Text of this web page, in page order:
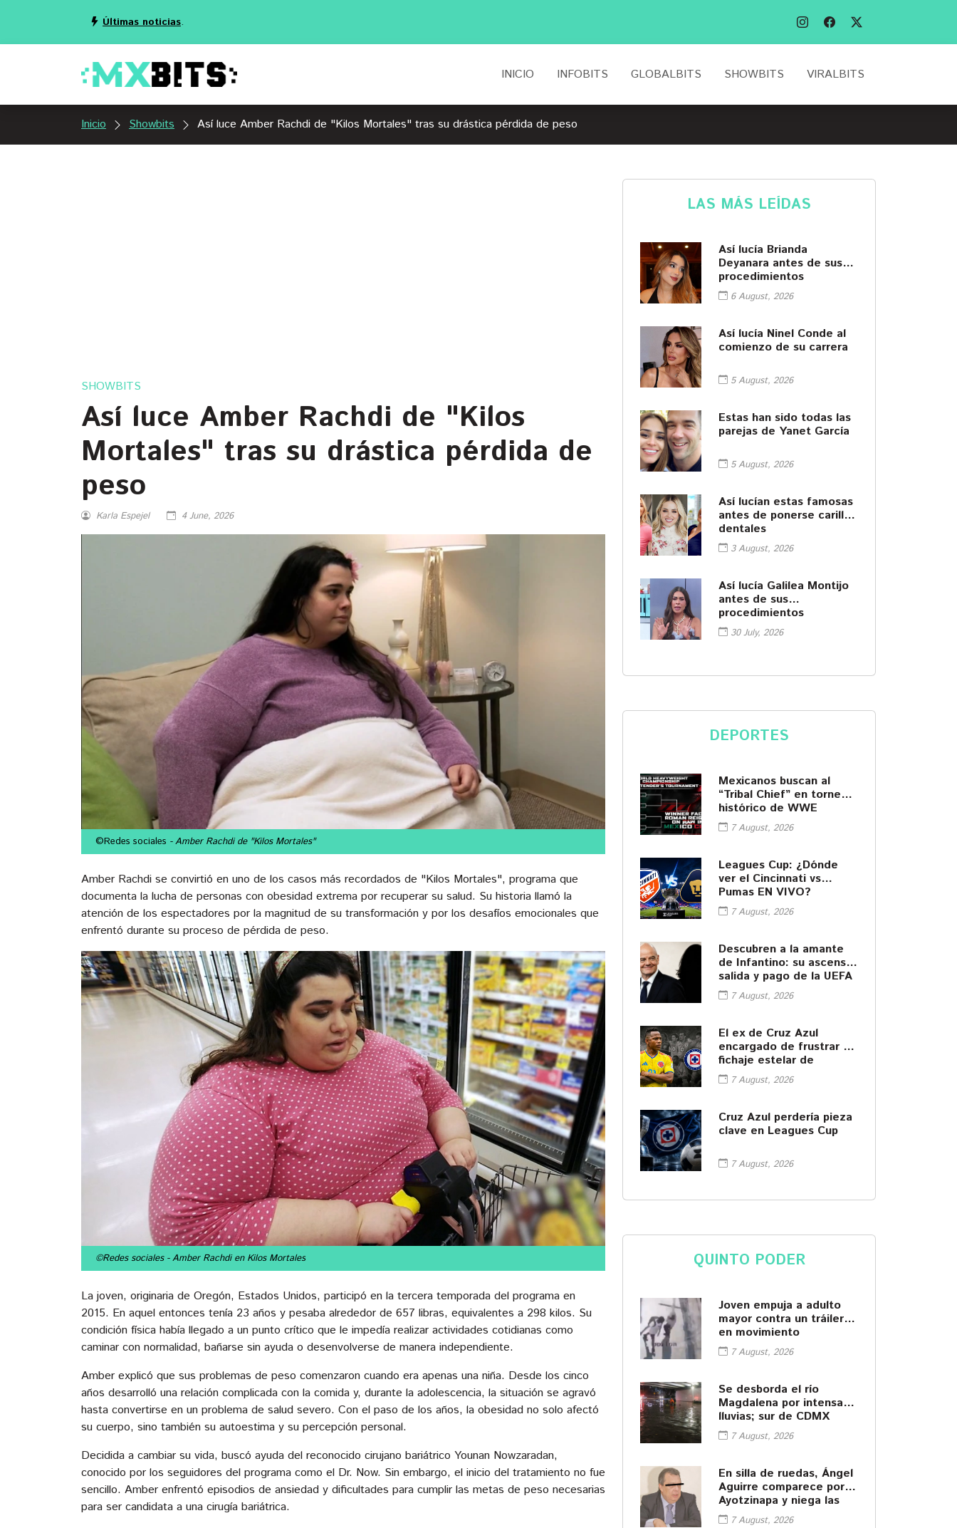
Últimas noticias.
INICIO INFOBITS GLOBALBITS SHOWBITS VIRALBITS
Inicio Showbits Así luce Amber Rachdi de "Kilos Mortales" tras su drástica pérdida de peso
SHOWBITS
Así luce Amber Rachdi de "Kilos
Mortales" tras su drástica pérdida de
peso
Karla Espejel 4 June, 2026
©Redes sociales - Amber Rachdi de "Kilos Mortales"
Amber Rachdi se convirtió en uno de los casos más recordados de "Kilos Mortales", programa que
documenta la lucha de personas con obesidad extrema por recuperar su salud. Su historia llamó la
atención de los espectadores por la magnitud de su transformación y por los desafíos emocionales que
enfrentó durante su proceso de pérdida de peso.
©Redes sociales - Amber Rachdi en Kilos Mortales
La joven, originaria de Oregón, Estados Unidos, participó en la tercera temporada del programa en
2015. En aquel entonces tenía 23 años y pesaba alrededor de 657 libras, equivalentes a 298 kilos. Su
condición física había llegado a un punto crítico que le impedía realizar actividades cotidianas como
caminar con normalidad, bañarse sin ayuda o desenvolverse de manera independiente.
Amber explicó que sus problemas de peso comenzaron cuando era apenas una niña. Desde los cinco
años desarrolló una relación complicada con la comida y, durante la adolescencia, la situación se agravó
hasta convertirse en un problema de salud severo. Con el paso de los años, la obesidad no solo afectó
su cuerpo, sino también su autoestima y su percepción personal.
Decidida a cambiar su vida, buscó ayuda del reconocido cirujano bariátrico Younan Nowzaradan,
conocido por los seguidores del programa como el Dr. Now. Sin embargo, el inicio del tratamiento no fue
sencillo. Amber enfrentó episodios de ansiedad y dificultades para cumplir las metas de peso necesarias
para ser candidata a una cirugía bariátrica.
LAS MÁS LEÍDAS
Así lucía Brianda
Deyanara antes de sus
procedimientos
cosméticos
6 August, 2026
Así lucía Ninel Conde al
comienzo de su carrera
5 August, 2026
Estas han sido todas las
parejas de Yanet García
5 August, 2026
Así lucían estas famosas
antes de ponerse carillas
dentales
3 August, 2026
Así lucía Galilea Montijo
antes de sus
procedimientos
cosméticos
30 July, 2026
DEPORTES
Mexicanos buscan al
“Tribal Chief” en torneo
histórico de WWE
7 August, 2026
Leagues Cup: ¿Dónde
ver el Cincinnati vs
Pumas EN VIVO?
7 August, 2026
Descubren a la amante
de Infantino: su ascenso,
salida y pago de la UEFA
7 August, 2026
El ex de Cruz Azul
encargado de frustrar el
fichaje estelar de
América
7 August, 2026
Cruz Azul perdería pieza
clave en Leagues Cup
7 August, 2026
QUINTO PODER
Joven empuja a adulto
mayor contra un tráiler
en movimiento
7 August, 2026
Se desborda el río
Magdalena por intensas
lluvias; sur de CDMX
queda bajo el agua
7 August, 2026
En silla de ruedas, Ángel
Aguirre comparece por
Ayotzinapa y niega las
acusaciones
7 August, 2026